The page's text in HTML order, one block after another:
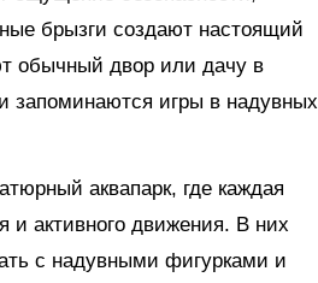
брызги создают настоящий
обычный двор или дачу в
запоминаются игры в надувных
аквапарк, где каждая
и активного движения. В них
с надувными фигурками и